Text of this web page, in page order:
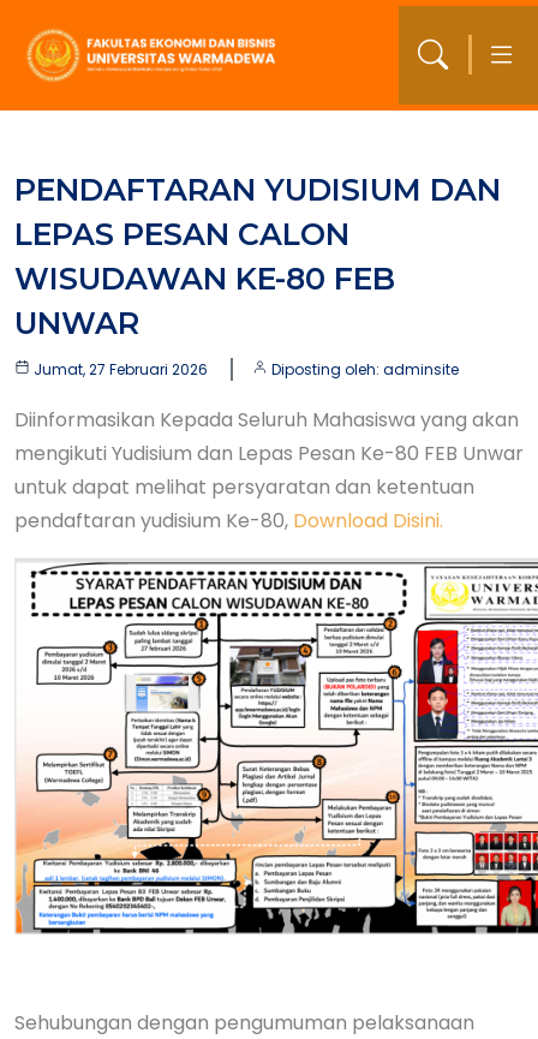
PENDAFTARAN YUDISIUM DAN
LEPAS PESAN CALON
WISUDAWAN KE-80 FEB
UNWAR
Jumat, 27 Februari 2026 Diposting oleh: adminsite
Diinformasikan Kepada Seluruh Mahasiswa yang akan
mengikuti Yudisium dan Lepas Pesan Ke-80 FEB Unwar
untuk dapat melihat persyaratan dan ketentuan
pendaftaran yudisium Ke-80, Download Disini.
Sehubungan dengan pengumuman pelaksanaan